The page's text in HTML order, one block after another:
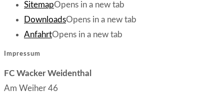
SitemapOpens in a new tab
DownloadsOpens in a new tab
AnfahrtOpens in a new tab
Impressum
FC Wacker Weidenthal
Am Weiher 46